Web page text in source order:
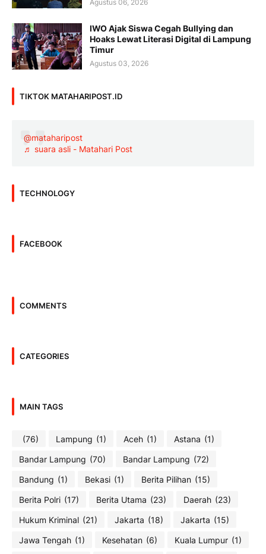
Agustus 06, 2026
IWO Ajak Siswa Cegah Bullying dan
Hoaks Lewat Literasi Digital di Lampung
Timur
Agustus 03, 2026
TIKTOK MATAHARIPOST.ID
@mataharipost
♬ suara asli - Matahari Post
TECHNOLOGY
FACEBOOK
COMMENTS
CATEGORIES
MAIN TAGS
(76) Lampung (1) Aceh (1) Astana (1)
Bandar Lampung (70) Bandar Lampung (72)
Bandung (1) Bekasi (1) Berita Pilihan (15)
Berita Polri (17) Berita Utama (23) Daerah (23)
Hukum Kriminal (21) Jakarta (18) Jakarta (15)
Jawa Tengah (1) Kesehatan (6) Kuala Lumpur (1)